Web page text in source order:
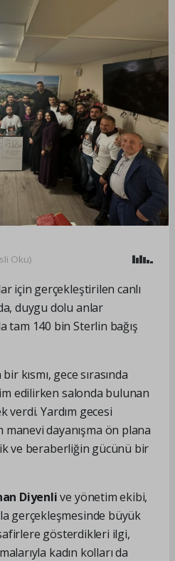
Oku)
için gerçekleştirilen canlı
duygu dolu anlar
tam 140 bin Sterlin bağış
kısmı, gece sırasında
edilirken salonda bulunan
verdi. Yardım gecesi
dayanışma ön plana
ve beraberliğin gücünü bir
Diyenlive yönetim ekibi,
gerçekleşmesinde büyük
gösterdikleri ilgi,
kadın kolları da